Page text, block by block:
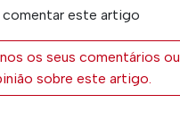
comentar este artigo
os seus comentários ou
sobre este artigo.